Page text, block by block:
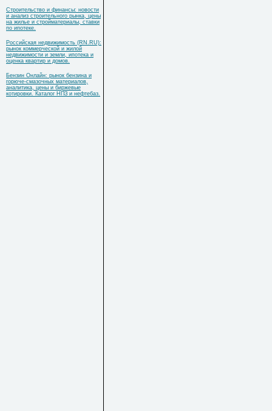
Строительство и финансы: новости
и анализ строительного рынка, цены
на жилье и стройматериалы, ставки
по ипотеке.
Российская недвижимость (RN.RU):
рынок коммерческой и жилой
недвижимости и земли, ипотека и
оценка квартир и домов.
Бензин Онлайн: рынок бензина и
горюче-смазочных материалов,
аналитика, цены и биржевые
котировки. Каталог НПЗ и нефтебаз.